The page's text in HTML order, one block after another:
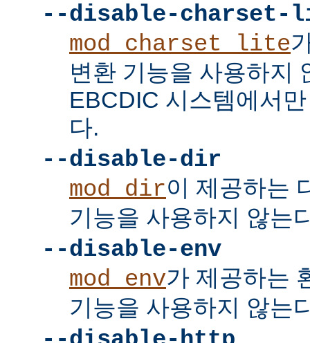
--disable-charset-
mod_charset_lite
변환 기능을 사용하지
EBCDIC 시스템에서
다.
--disable-dir
mod_dir이 제공하는
기능을 사용하지 않는
--disable-env
mod_env가 제공하는
기능을 사용하지 않는